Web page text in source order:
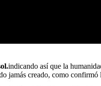
indicando así que la
jamás creado, como